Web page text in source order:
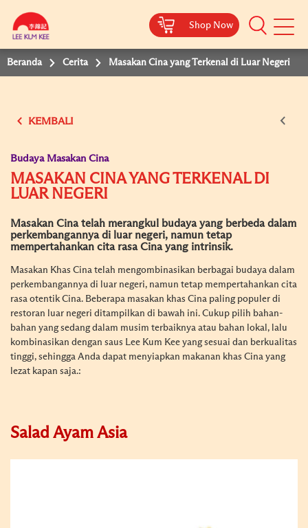
Shop Now
Mobile
Beranda Cerita Masakan Cina yang Terkenal di Luar Negeri
KEMBALI
Budaya Masakan Cina
MASAKAN CINA YANG TERKENAL DI
LUAR NEGERI
Masakan Cina telah merangkul budaya yang berbeda dalam
perkembangannya di luar negeri, namun tetap
mempertahankan cita rasa Cina yang intrinsik.
Masakan Khas Cina telah mengombinasikan berbagai budaya dalam
perkembangannya di luar negeri, namun tetap mempertahankan cita
rasa otentik Cina. Beberapa masakan khas Cina paling populer di
restoran luar negeri ditampilkan di bawah ini. Cukup pilih bahan-
bahan yang sedang dalam musim terbaiknya atau bahan lokal, lalu
kombinasikan dengan saus Lee Kum Kee yang sesuai dan berkualitas
tinggi, sehingga Anda dapat menyiapkan makanan khas Cina yang
lezat kapan saja.:
Salad Ayam Asia